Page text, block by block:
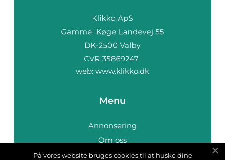
web: www.klikko.dk
Menu
Annonsering
Om oss
Cookies
På vores website bruges cookies til at huske dine